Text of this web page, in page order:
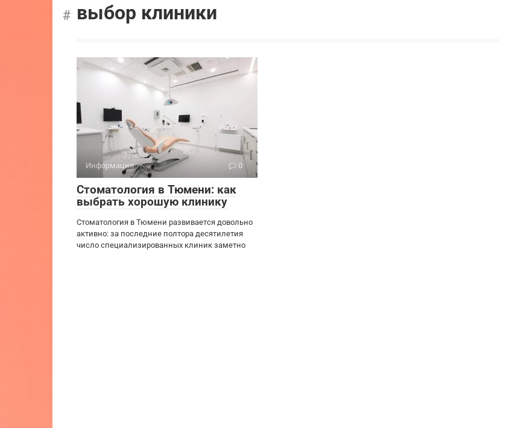
выбор клиники
Информация 0
Стоматология в Тюмени: как
выбрать хорошую клинику
Стоматология в Тюмени развивается довольно
активно: за последние полтора десятилетия
число специализированных клиник заметно